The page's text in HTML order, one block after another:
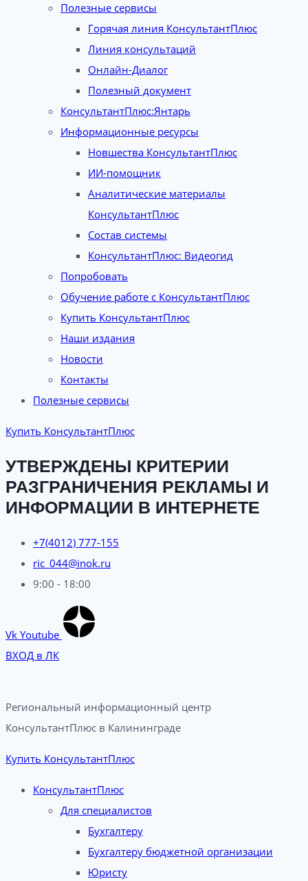
Полезные сервисы
Горячая линия КонсультантПлюс
Линия консультаций
Онлайн-Диалог
Полезный документ
КонсультантПлюс:Янтарь
Информационные ресурсы
Новшества КонсультантПлюс
ИИ-помощник
Аналитические материалы
КонсультантПлюс
Состав системы
КонсультантПлюс: Видеогид
Попробовать
Обучение работе с КонсультантПлюс
Купить КонсультантПлюс
Наши издания
Новости
Контакты
Полезные сервисы
Купить КонсультантПлюс
УТВЕРЖДЕНЫ КРИТЕРИИ
РАЗГРАНИЧЕНИЯ РЕКЛАМЫ И
ИНФОРМАЦИИ В ИНТЕРНЕТЕ
+7(4012) 777-155
ric_044@inok.ru
9:00 - 18:00
Vk Youtube
ВХОД в ЛК
Региональный информационный центр
КонсультантПлюс в Калининграде​
Купить КонсультантПлюс
КонсультантПлюс
Для специалистов
Бухгалтеру
Бухгалтеру бюджетной организации
Юристу